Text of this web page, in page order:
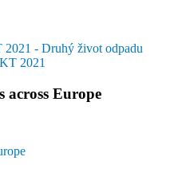
- Druhý život odpadu
2021
across Europe